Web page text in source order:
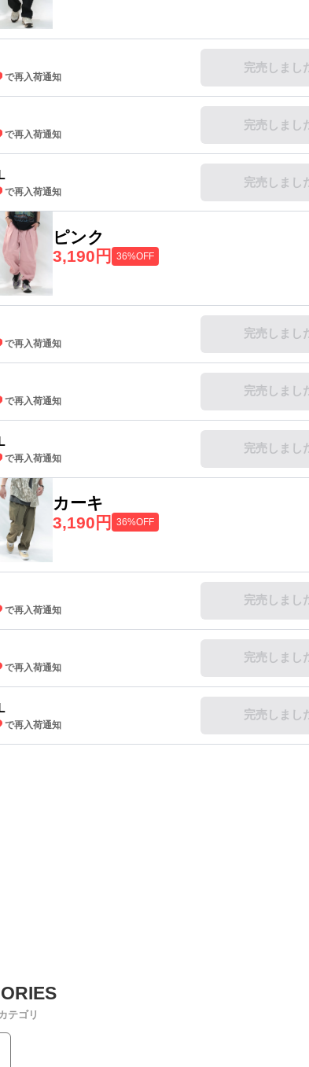
で再入荷通知
完売しまし
で再入荷通知
完売しまし
で再入荷通知
完売しまし
ピンク
3,190円
36%OFF
で再入荷通知
完売しまし
で再入荷通知
完売しまし
で再入荷通知
完売しまし
カーキ
3,190円
36%OFF
で再入荷通知
完売しまし
で再入荷通知
完売しまし
で再入荷通知
完売しまし
テゴリ